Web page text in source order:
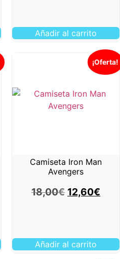
Añadir al carrito
¡Oferta!
Camiseta Iron Man
Avengers
18,00€ 12,60€
Añadir al carrito